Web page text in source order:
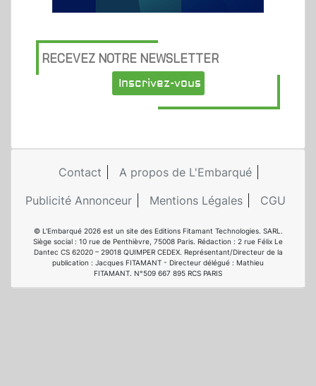
RECEVEZ NOTRE NEWSLETTER
Inscrivez-vous
Contact
A propos de L'Embarqué
Publicité Annonceur
Mentions Légales CGU
© L'Embarqué 2026 est un site des Editions Fitamant Technologies. SARL.
Siège social : 10 rue de Penthièvre, 75008 Paris. Rédaction : 2 rue Félix Le
Dantec CS 62020 – 29018 QUIMPER CEDEX. Représentant/Directeur de la
publication : Jacques FITAMANT - Directeur délégué : Mathieu
FITAMANT. N°509 667 895 RCS PARIS